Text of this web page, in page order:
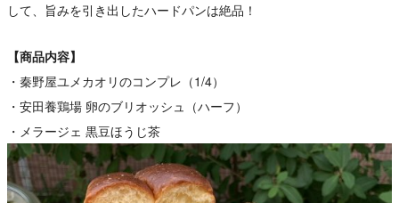
して、旨みを引き出したハードパンは絶品！
【商品内容】
・秦野屋ユメカオリのコンプレ（1/4）
・安田養鶏場 卵のブリオッシュ（ハーフ）
・メラージェ 黒豆ほうじ茶